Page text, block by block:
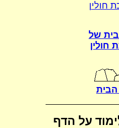
חולין
של
חולין
על הדף